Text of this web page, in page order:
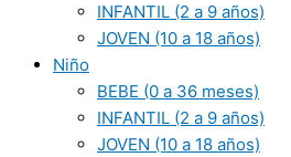
INFANTIL (2 a 9 años)
JOVEN (10 a 18 años)
Niño
BEBE (0 a 36 meses)
INFANTIL (2 a 9 años)
JOVEN (10 a 18 años)